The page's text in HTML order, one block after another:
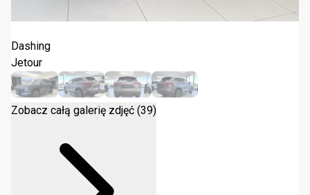
Jetour Dashing 1.6T DCT 2025
Dashing
Jetour
Zobacz całą galerię zdjęć (39)